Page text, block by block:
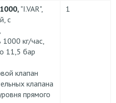
"I.VAR",
с
кг/час,
11,5 бар
клапан
клапана
прямого
1